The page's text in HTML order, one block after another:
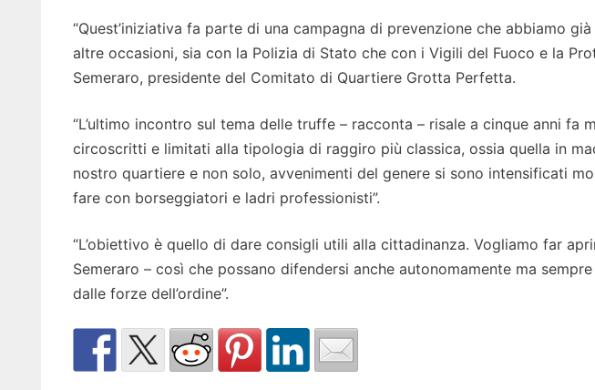
“Quest’iniziativa fa parte di una campagna di prevenzione che abbiamo
altre occasioni, sia con la Polizia di Stato che con i Vigili del Fuoco e la
Semeraro, presidente del Comitato di Quartiere Grotta Perfetta.
“L’ultimo incontro sul tema delle truffe – racconta – risale a cinque anni fa
circoscritti e limitati alla tipologia di raggiro più classica, ossia quella in
nostro quartiere e non solo, avvenimenti del genere si sono intensificati
fare con borseggiatori e ladri professionisti”.
“L’obiettivo è quello di dare consigli utili alla cittadinanza. Vogliamo far
Semeraro – così che possano difendersi anche autonomamente ma
dalle forze dell’ordine”.